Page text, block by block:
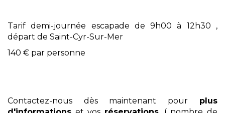
Tarif demi-journée escapade de 9h00 à 12h30 ,
départ de Saint-Cyr-Sur-Mer
140 € par personne
Contactez-nous dès maintenant pourplus